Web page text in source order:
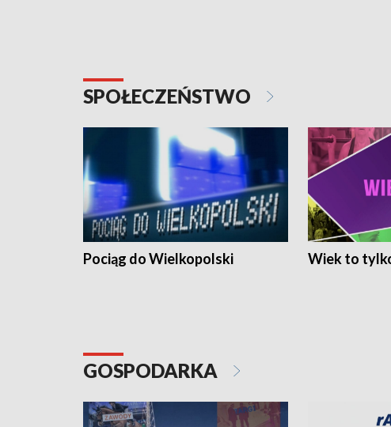
SPOŁECZEŃSTWO
Pociąg do Wielkopolski Wiek to
GOSPODARKA